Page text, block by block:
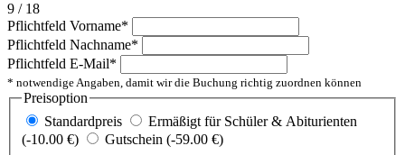
9 / 18
Pflichtfeld Vorname*
Pflichtfeld Nachname*
Pflichtfeld E-Mail*
* notwendige Angaben, damit wir die Buchung richtig zuordnen können
Preisoption
Standardpreis
Ermäßigt für Schüler & Abiturienten
(-10.00 €)
Gutschein (-59.00 €)